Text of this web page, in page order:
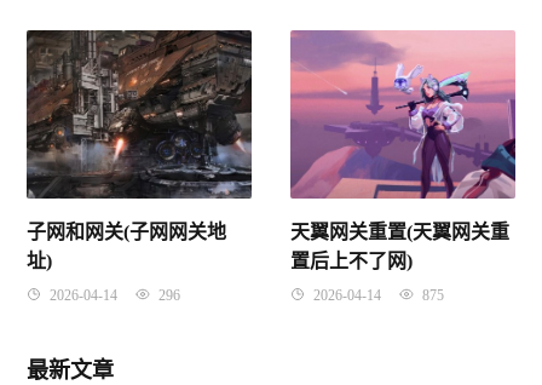
子网和网关(子网网关地
址)
2026-04-14 296
天翼网关重置(天翼网关重
置后上不了网)
2026-04-14 875
最新文章